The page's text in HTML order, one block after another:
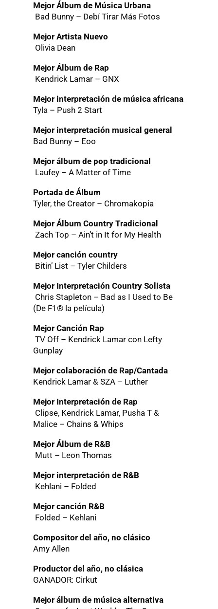
Mejor Álbum de Música Urbana
Bad Bunny – Debí Tirar Más Fotos
Mejor Artista Nuevo
Olivia Dean
Mejor Álbum de Rap
Kendrick Lamar – GNX
Mejor interpretación de música africana
Tyla – Push 2 Start
Mejor interpretación musical general
Bad Bunny – Eoo
Mejor álbum de pop tradicional
Laufey – A Matter of Time
Portada de Álbum
Tyler, the Creator – Chromakopia
Mejor Álbum Country Tradicional
Zach Top – Ain’t in It for My Health
Mejor canción country
Bitin’ List – Tyler Childers
Mejor Interpretación Country Solista
Chris Stapleton – Bad as I Used to Be
(De F1® la película)
Mejor Canción Rap
TV Off – Kendrick Lamar con Lefty
Gunplay
Mejor colaboración de Rap/Cantada
Kendrick Lamar & SZA – Luther
Mejor Interpretación de Rap
Clipse, Kendrick Lamar, Pusha T &
Malice – Chains & Whips
Mejor Álbum de R&B
Mutt – Leon Thomas
Mejor interpretación de R&B
Kehlani – Folded
Mejor canción R&B
Folded – Kehlani
Compositor del año, no clásico
Amy Allen
Productor del año, no clásica
GANADOR: Cirkut
Mejor álbum de música alternativa